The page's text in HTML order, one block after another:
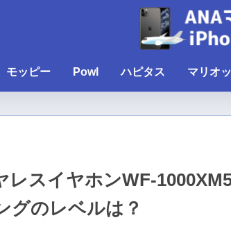
モッピー Powl ハピタス マリオ
レスイヤホンWF-
グのレベルは？